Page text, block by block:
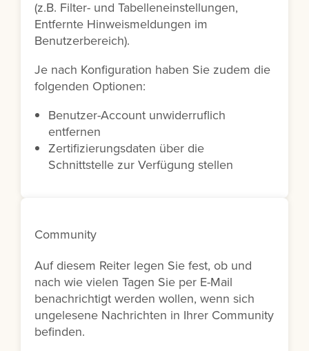
(z.B. Filter- und Tabelleneinstellungen,
Entfernte Hinweismeldungen im
Benutzerbereich).
Je nach Konfiguration haben Sie zudem die
folgenden Optionen:
Benutzer-Account unwiderruflich
entfernen
Zertifizierungsdaten über die
Schnittstelle zur Verfügung stellen
Community
Auf diesem Reiter legen Sie fest, ob und
nach wie vielen Tagen Sie per E-Mail
benachrichtigt werden wollen, wenn sich
ungelesene Nachrichten in Ihrer Community
befinden.